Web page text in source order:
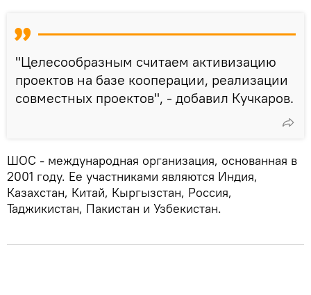
"Целесообразным считаем активизацию
проектов на базе кооперации, реализации
совместных проектов", - добавил Кучкаров.
ШОС - международная организация, основанная в
2001 году. Ее участниками являются Индия,
Казахстан, Китай, Кыргызстан, Россия,
Таджикистан, Пакистан и Узбекистан.